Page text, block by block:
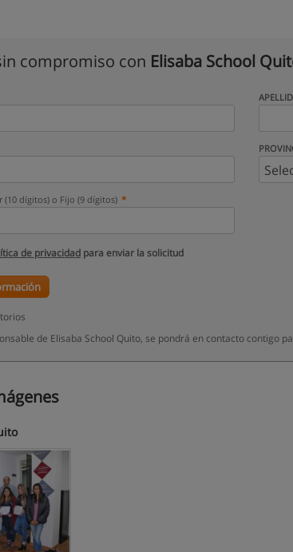
compromiso con Elisaba School
(10 dígitos) o Fijo (9 dígitos)
de privacidad para enviar la solicitud
de Elisaba School Quito, se pondrá en contacto contigo